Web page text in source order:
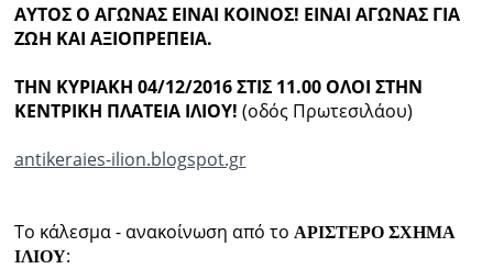
ΑΥΤΟΣ Ο ΑΓΩΝΑΣ ΕΙΝΑΙ ΚΟΙΝΟΣ! ΕΙΝΑΙ ΑΓΩΝΑΣ ΓΙΑ
ΖΩΗ ΚΑΙ ΑΞΙΟΠΡΕΠΕΙΑ.
ΤΗΝ ΚΥΡΙΑΚΗ 04/12/2016 ΣΤΙΣ 11.00 ΟΛΟΙ ΣΤΗΝ
ΚΕΝΤΡΙΚΗ ΠΛΑΤΕΙΑ ΙΛΙΟΥ! (οδός Πρωτεσιλάου)
antikeraies-ilion.blogspot.gr
Το κάλεσμα - ανακοίνωση από το ΑΡΙΣΤΕΡΟ ΣΧΗΜΑ
ΙΛΙΟΥ: